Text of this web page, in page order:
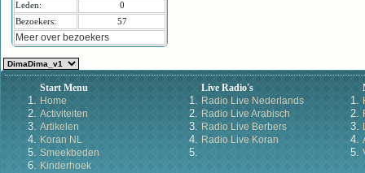
Leden:
0
Bezoekers:
57
Meer over bezoekers
Start Menu
Home
Activiteiten
Artikelen
Koran NL
Smeekbeden
Kinderhoek
Live Radio's
Radio Live Nederlands
Radio Live Arabisch
Radio Live Berbers
Radio Live Koran